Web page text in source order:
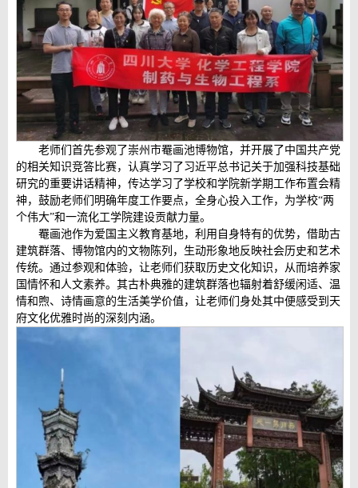
老师们首先参观了崇州市罨画池博物馆，并开展了中国共产党
的相关知识竞答比赛，认真学习了习近平总书记关于加强科技基础
研究的重要讲话精神，传达学习了学校和学院新学期工作布置会精
神，鼓励老师们明确年度工作要点，全身心投入工作，为学校“两
个伟大”和一流化工学院建设贡献力量。
罨画池作为爱国主义教育基地，利用自身特有的优势，借助古
建筑群落、博物馆内的文物陈列，生动形象地反映社会历史和艺术
传统。通过参观和体验，让老师们获取历史文化知识，从而培养家
国情怀和人文素养。其古朴典雅的建筑群落也辐射着舒缓闲适、温
情和煦、诗情画意的生活美学价值，让老师们身处其中便感受到天
府文化优雅时尚的深刻内涵。